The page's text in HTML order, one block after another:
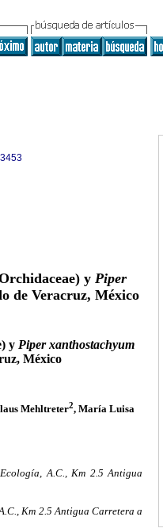
y Piper
de Veracruz, México
y Piper xanthostachyum
México
Mehltreter2, María Luisa
A.C., Km 2.5 Antigua
Km 2.5 Antigua Carretera a